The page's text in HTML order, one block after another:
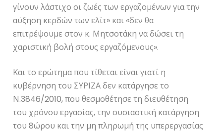
γίνουν λάστιχο οι ζωές των εργαζομένων για την
αύξηση κερδών των ελίτ» και «δεν θα
επιτρέψουμε στον κ. Μητσοτάκη να δώσει τη
χαριστική βολή στους εργαζόμενους».
Και το ερώτημα που τίθεται είναι γιατί η
κυβέρνηση του ΣΥΡΙΖΑ δεν κατάργησε το
Ν.3846/2010, που θεσμοθέτησε τη διευθέτηση
του χρόνου εργασίας, την ουσιαστική κατάργηση
του 8ώρου και την μη πληρωμή της υπερεργασίας